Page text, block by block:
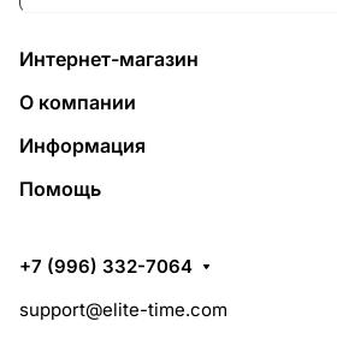
Интернет-магазин
О компании
Информация
Помощь
+7 (996) 332-7064
support@elite-time.com